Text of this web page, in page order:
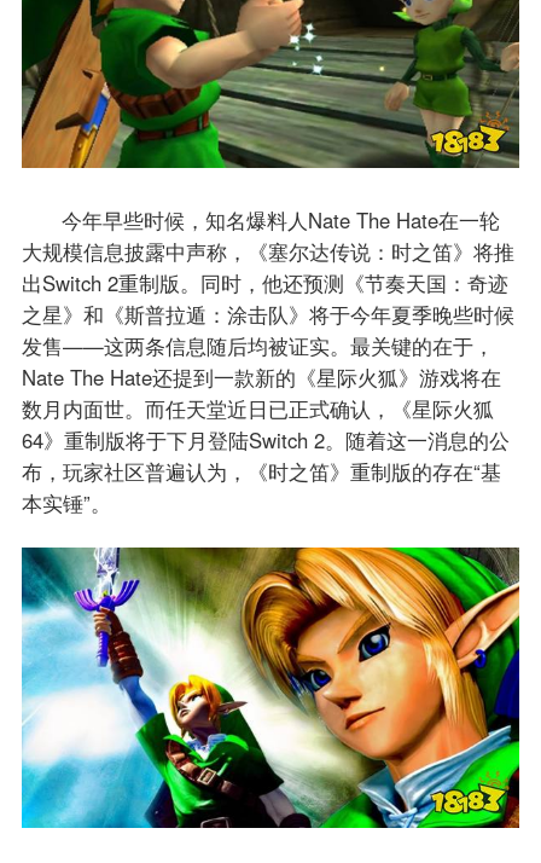
今年早些时候，知名爆料人Nate The Hate在一轮
大规模信息披露中声称，《塞尔达传说：时之笛》将推
出Switch 2重制版。同时，他还预测《节奏天国：奇迹
之星》和《斯普拉遁：涂击队》将于今年夏季晚些时候
发售——这两条信息随后均被证实。最关键的在于，
Nate The Hate还提到一款新的《星际火狐》游戏将在
数月内面世。而任天堂近日已正式确认，《星际火狐
64》重制版将于下月登陆Switch 2。随着这一消息的公
布，玩家社区普遍认为，《时之笛》重制版的存在“基
本实锤”。